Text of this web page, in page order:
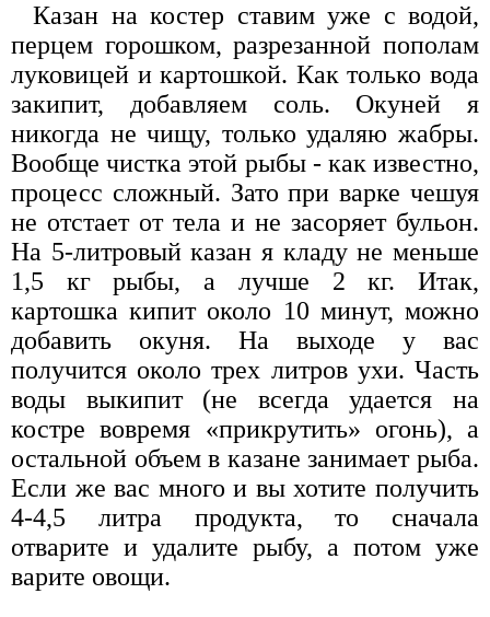
Казан на костер ставим уже с водой,
перцем горошком, разрезанной пополам
луковицей и картошкой. Как только вода
закипит, добавляем соль. Окуней я
никогда не чищу, только удаляю жабры.
Вообще чистка этой рыбы - как известно,
процесс сложный. Зато при варке чешуя
не отстает от тела и не засоряет бульон.
На 5-литровый казан я кладу не меньше
1,5 кг рыбы, а лучше 2 кг. Итак,
картошка кипит около 10 минут, можно
добавить окуня. На выходе у вас
получится около трех литров ухи. Часть
воды выкипит (не всегда удается на
костре вовремя «прикрутить» огонь), а
остальной объем в казане занимает рыба.
Если же вас много и вы хотите получить
4-4,5 литра продукта, то сначала
отварите и удалите рыбу, а потом уже
варите овощи.